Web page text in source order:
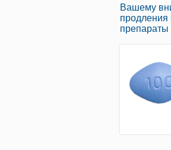
Вашему
продления
препараты